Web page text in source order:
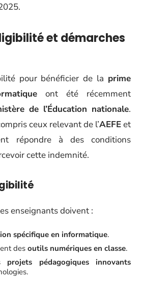
et démarches
pour bénéficier de la prime
ont été récemment
de l’Éducation nationale.
ceux relevant de l’AEFEet
répondre à des conditions
cette indemnité.
enseignants doivent :
spécifique en informatique.
des outils numériques en classe.
projets pédagogiques innovants